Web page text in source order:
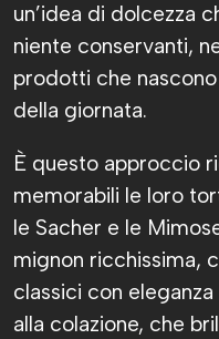
un’idea di dolcezza
niente conservanti,
prodotti che
della giornata.
È questo approccio
memorabili le loro
le Sacher e le
mignon ricchissima,
classici con
alla colazione, che